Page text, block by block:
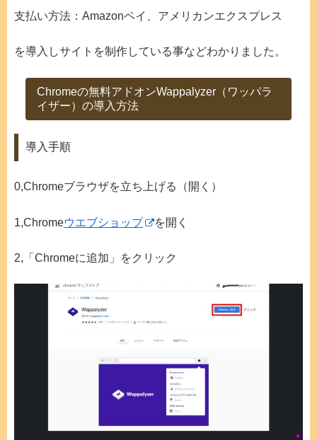
支払い方法：Amazonペイ、アメリカンエクスプレス
を導入しサイトを制作している事などわかりました。
Chromeの無料アドオンWappalyzer（ワッパラ
イザー）の導入方法
導入手順
0,Chromeブラウザを立ち上げる（開く）
1,Chromeウエブショップ を開く
2,「Chromeに追加」をクリック